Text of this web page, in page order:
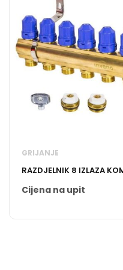
GRIJANJE
RAZDJELNIK 8 IZLAZA
Cijena na upit